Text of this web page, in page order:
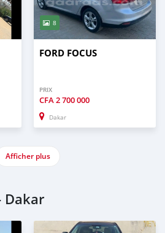
8
FORD FOCUS
PRIX
CFA2 700 000
Dakar
Afficher plus
Dakar